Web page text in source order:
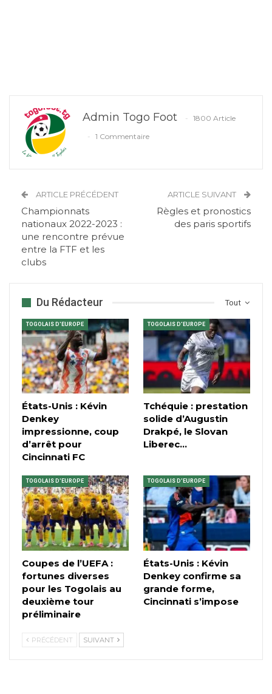
Admin Togo Foot
1800 Article
1 Commentaire
ARTICLE PRÉCÉDENT
Championnats
nationaux 2022-2023 :
une rencontre prévue
entre la FTF et les
clubs
ARTICLE SUIVANT
Règles et pronostics
des paris sportifs
Tout
Du Rédacteur
TOGOLAIS D'EUROPE
États-Unis : Kévin
Denkey
impressionne, coup
d’arrêt pour
Cincinnati FC
TOGOLAIS D'EUROPE
Tchéquie : prestation
solide d’Augustin
Drakpé, le Slovan
Liberec…
TOGOLAIS D'EUROPE
Coupes de l’UEFA :
fortunes diverses
pour les Togolais au
deuxième tour
préliminaire
TOGOLAIS D'EUROPE
États-Unis : Kévin
Denkey confirme sa
grande forme,
Cincinnati s’impose
PRÉCÉDENT SUIVANT